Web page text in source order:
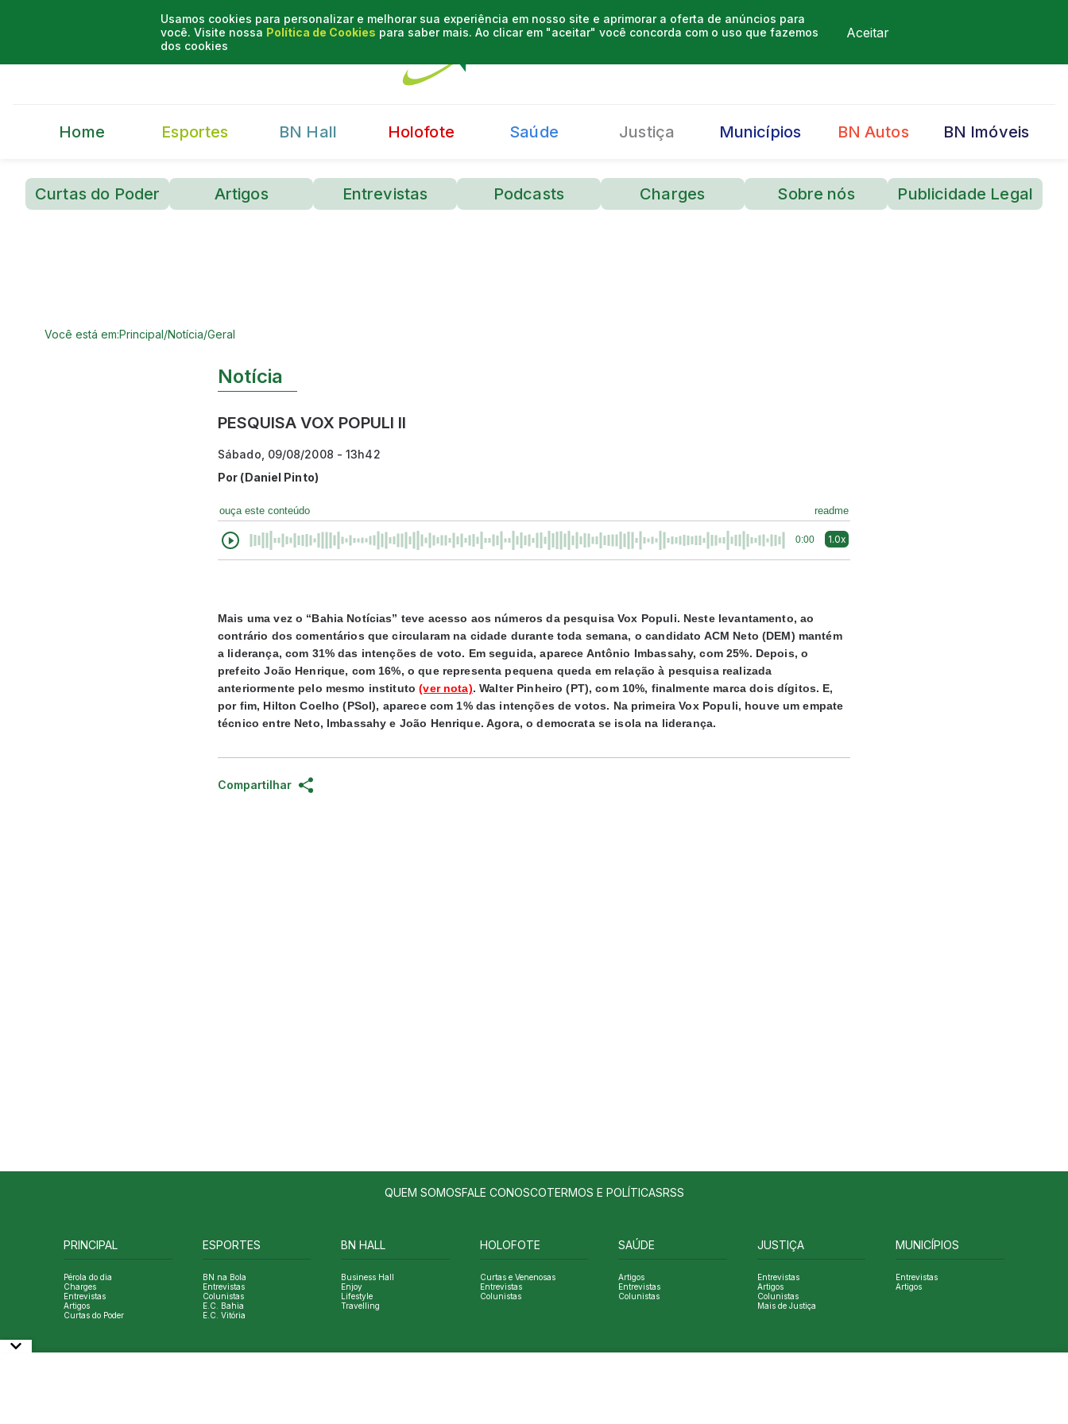
Usamos cookies para personalizar e melhorar sua experiência em nosso site e aprimorar a oferta de anúncios para
você. Visite nossa Política de Cookies para saber mais. Ao clicar em "aceitar" você concorda com o uso que fazemos
dos cookies
Aceitar
Home Esportes BN Hall Holofote Saúde Justiça Municípios BN Autos BN Imóveis
Curtas do Poder Artigos Entrevistas Podcasts Charges Sobre nós Publicidade Legal
Você está em:Principal/Notícia/Geral
Notícia
PESQUISA VOX POPULI II
Sábado, 09/08/2008 - 13h42
Por (Daniel Pinto)
ouça este conteúdo readme
0:00 1.0x
Mais uma vez o “Bahia Notícias” teve acesso aos números da pesquisa Vox Populi. Neste levantamento, ao
contrário dos comentários que circularam na cidade durante toda semana, o candidato ACM Neto (DEM) mantém
a liderança, com 31% das intenções de voto. Em seguida, aparece Antônio Imbassahy, com 25%. Depois, o
prefeito João Henrique, com 16%, o que representa pequena queda em relação à pesquisa realizada
anteriormente pelo mesmo instituto(ver nota). Walter Pinheiro (PT), com 10%, finalmente marca dois dígitos. E,
por fim, Hilton Coelho (PSol), aparece com 1% das intenções de votos. Na primeira Vox Populi, houve um empate
técnico entre Neto, Imbassahy e João Henrique. Agora, o democrata se isola na liderança.
Compartilhar
QUEM SOMOSFALE CONOSCOTERMOS E POLÍTICASRSS
PRINCIPAL
Pérola do dia
Charges
Entrevistas
Artigos
Curtas do Poder
ESPORTES
BN na Bola
Entrevistas
Colunistas
E.C. Bahia
E.C. Vitória
BN HALL
Business Hall
Enjoy
Lifestyle
Travelling
HOLOFOTE
Curtas e Venenosas
Entrevistas
Colunistas
SAÚDE
Artigos
Entrevistas
Colunistas
JUSTIÇA
Entrevistas
Artigos
Colunistas
Mais de Justiça
MUNICÍPIOS
Entrevistas
Artigos